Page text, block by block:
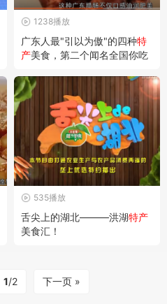
1238播放
广东人最"引以为傲"的四种特
产美食，第二个闻名全国你吃
535播放
舌尖上的湖北———洪湖特产
美食汇！
1/2 下一页 »